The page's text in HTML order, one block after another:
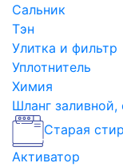
Сальник
Тэн
Улитка и фильтр
Уплотнитель
Химия
Шланг заливной,
Старая
Активатор